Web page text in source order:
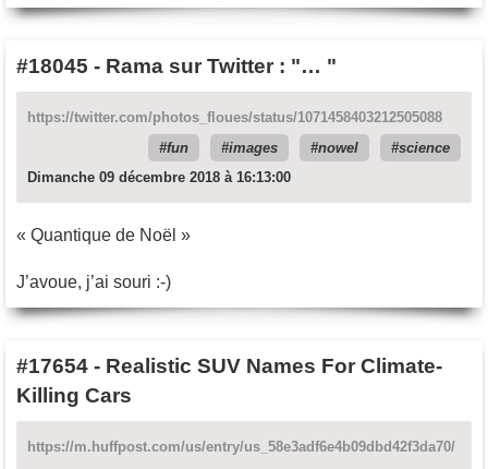
#18045 - Rama sur Twitter : "… "
https://twitter.com/photos_floues/status/1071458403212505088
fun
images nowel
science
Dimanche 09 décembre 2018 à 16:13:00
« Quantique de Noël »
J’avoue, j’ai souri :-)
#17654 - Realistic SUV Names For Climate-
Killing Cars
https://m.huffpost.com/us/entry/us_58e3adf6e4b09dbd42f3da70/